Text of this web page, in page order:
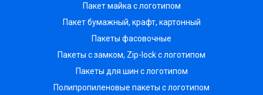
Пакет майка с логотипом
Пакет бумажный, крафт, картонный
Пакеты фасовочные
Пакеты с замком, Zip-lock с логотипом
Пакеты для шин с логотипом
Полипропиленовые пакеты с логотипом